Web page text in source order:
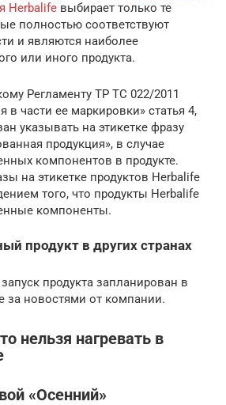
Herbalife выбирает только те
полностью соответствуют
и являются наиболее
или иного продукта.
Регламенту ТР ТС 022/2011
в части ее маркировки» статья 4,
указывать на этикетке фразу
продукция», в случае
компонентов в продукте.
на этикетке продуктов Herbalife
того, что продукты Herbalife
компоненты.
продукт в других странах
продукта запланирован в
за новостями от компании.
нельзя нагревать в
«Осенний»